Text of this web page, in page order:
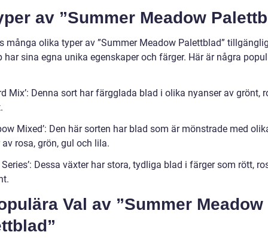
av ”Summer Meadow
många olika typer av ”Summer Meadow Palettblad”
har sina egna unika egenskaper och färger. Här är några
Mix’: Denna sort har färgglada blad i olika nyanser av grönt,
Mixed’: Den här sorten har blad som är mönstrade med
rosa, grön, gul och lila.
Series’: Dessa växter har stora, tydliga blad i färger som rött,
Val av ”Summer Meadow